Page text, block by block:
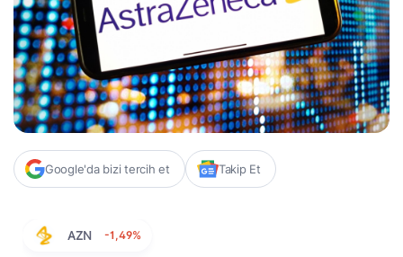
Google'da bizi tercih et Takip Et
AZN -1,49%